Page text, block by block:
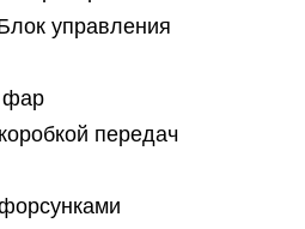
управления
фар
передач